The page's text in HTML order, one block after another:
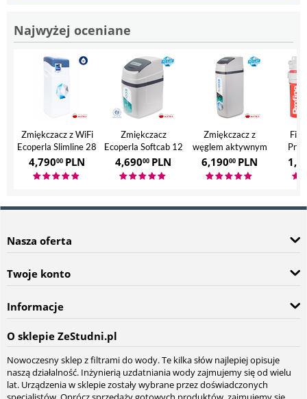
Najwyżej oceniane
Zmiękczacz z WiFi
Ecoperla Slimline 28
4,79000 PLN
Zmiękczacz
Ecoperla Softcab 12
4,69000 PLN
Zmiękczacz z
węglem aktywnym
Ecoperla Hero
6,19000 PLN
Filtr
Nasza oferta
Twoje konto
Informacje
O sklepie ZeStudni.pl
Nowoczesny sklep z filtrami do wody. Te kilka słów najlepiej opisuje
naszą działalność. Inżynierią uzdatniania wody zajmujemy się od wielu
lat. Urządzenia w sklepie zostały wybrane przez doświadczonych